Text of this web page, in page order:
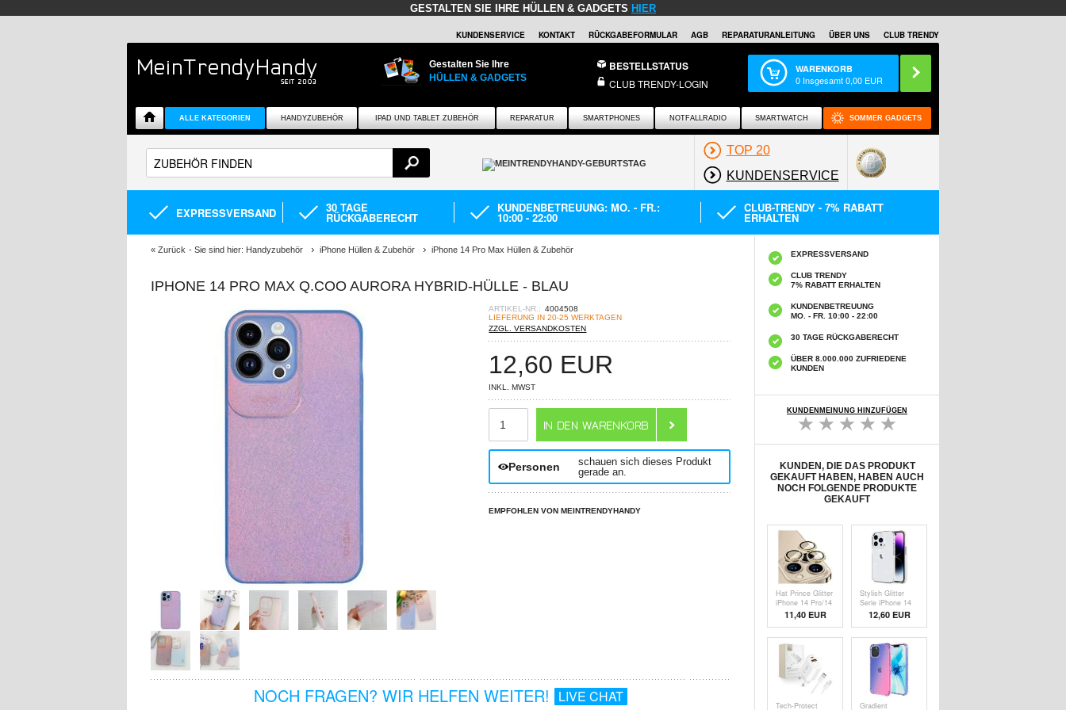
GESTALTEN SIE IHRE HÜLLEN & GADGETS HIER
KUNDENSERVICE KONTAKT RÜCKGABEFORMULAR AGB REPARATURANLEITUNG ÜBER UNS CLUB TRENDY
Gestalten Sie Ihre
HÜLLEN & GADGETS
BESTELLSTATUS
CLUB TRENDY-LOGIN
WARENKORB
0 Insgesamt0,00 EUR
ALLE KATEGORIEN HANDYZUBEHÖR IPAD UND TABLET ZUBEHÖR REPARATUR SMARTPHONES NOTFALLRADIO SMARTWATCH SOMMER GADGETS
TOP 20
KUNDENSERVICE
EXPRESSVERSAND 30 TAGE
RÜCKGABERECHT
KUNDENBETREUUNG: MO. - FR.:
10:00 - 22:00
CLUB-TRENDY - 7% RABATT
ERHALTEN
« Zurück - Sie sind hier: Handyzubehör iPhone Hüllen & Zubehör iPhone 14 Pro Max Hüllen & Zubehör
IPHONE 14 PRO MAX Q.COO AURORA HYBRID-HÜLLE - BLAU
ARTIKEL-NR.: 4004508
LIEFERUNG IN 20-25 WERKTAGEN
ZZGL. VERSANDKOSTEN
12,60 EUR
INKL. MWST
Personen
schauen sich dieses Produkt
gerade an.
EMPFOHLEN VON MEINTRENDYHANDY
NOCH FRAGEN? WIR HELFEN WEITER! LIVE CHAT
EXPRESSVERSAND
CLUB TRENDY
7% RABATT ERHALTEN
KUNDENBETREUUNG
MO. - FR. 10:00 - 22:00
30 TAGE RÜCKGABERECHT
ÜBER 8.000.000 ZUFRIEDENE
KUNDEN
KUNDENMEINUNG HINZUFÜGEN
KUNDEN, DIE DAS PRODUKT
GEKAUFT HABEN, HABEN AUCH
NOCH FOLGENDE PRODUKTE
GEKAUFT
Hat Prince Glitter
iPhone 14 Pro/14
Pro Max
Kameraobjektiv
Panzerglas - 9H -
Gold
11,40 EUR
Stylish Glitter
Serie iPhone 14
Pro Max TPU
Hülle -
Durchsichtig
12,60 EUR
Tech-Protect
Gradient